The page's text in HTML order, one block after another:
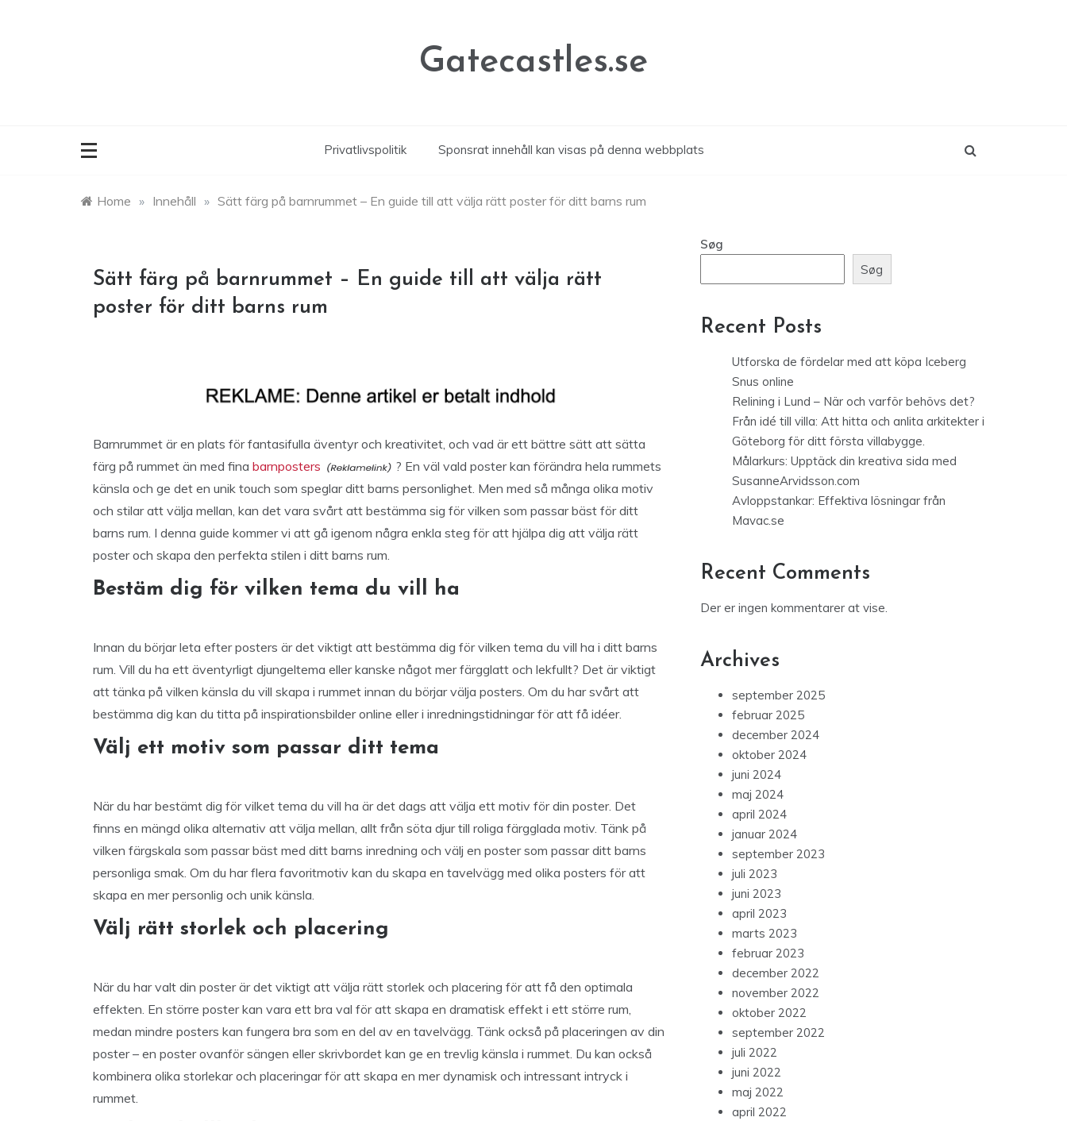
Gatecastles.se
Privatlivspolitik Sponsrat innehåll kan visas på denna webbplats
Home » Innehåll » Sätt färg på barnrummet – En guide till att välja rätt poster för ditt barns rum
Sätt färg på barnrummet – En guide till att välja rätt
poster för ditt barns rum
Barnrummet är en plats för fantasifulla äventyr och kreativitet, och vad är ett bättre sätt att sätta
färg på rummet än med fina barnposters
? En väl vald poster kan förändra hela rummets
känsla och ge det en unik touch som speglar ditt barns personlighet. Men med så många olika motiv
och stilar att välja mellan, kan det vara svårt att bestämma sig för vilken som passar bäst för ditt
barns rum. I denna guide kommer vi att gå igenom några enkla steg för att hjälpa dig att välja rätt
poster och skapa den perfekta stilen i ditt barns rum.
Bestäm dig för vilken tema du vill ha
Innan du börjar leta efter posters är det viktigt att bestämma dig för vilken tema du vill ha i ditt barns
rum. Vill du ha ett äventyrligt djungeltema eller kanske något mer färgglatt och lekfullt? Det är viktigt
att tänka på vilken känsla du vill skapa i rummet innan du börjar välja posters. Om du har svårt att
bestämma dig kan du titta på inspirationsbilder online eller i inredningstidningar för att få idéer.
Välj ett motiv som passar ditt tema
När du har bestämt dig för vilket tema du vill ha är det dags att välja ett motiv för din poster. Det
finns en mängd olika alternativ att välja mellan, allt från söta djur till roliga färgglada motiv. Tänk på
vilken färgskala som passar bäst med ditt barns inredning och välj en poster som passar ditt barns
personliga smak. Om du har flera favoritmotiv kan du skapa en tavelvägg med olika posters för att
skapa en mer personlig och unik känsla.
Välj rätt storlek och placering
När du har valt din poster är det viktigt att välja rätt storlek och placering för att få den optimala
effekten. En större poster kan vara ett bra val för att skapa en dramatisk effekt i ett större rum,
medan mindre posters kan fungera bra som en del av en tavelvägg. Tänk också på placeringen av din
poster – en poster ovanför sängen eller skrivbordet kan ge en trevlig känsla i rummet. Du kan också
kombinera olika storlekar och placeringar för att skapa en mer dynamisk och intressant intryck i
rummet.
Søg
Søg
Recent Posts
Utforska de fördelar med att köpa Iceberg
Snus online
Relining i Lund – När och varför behövs det?
Från idé till villa: Att hitta och anlita arkitekter i
Göteborg för ditt första villabygge.
Målarkurs: Upptäck din kreativa sida med
SusanneArvidsson.com
Avloppstankar: Effektiva lösningar från
Mavac.se
Recent Comments
Der er ingen kommentarer at vise.
Archives
september 2025
februar 2025
december 2024
oktober 2024
juni 2024
maj 2024
april 2024
januar 2024
september 2023
juli 2023
juni 2023
april 2023
marts 2023
februar 2023
december 2022
november 2022
oktober 2022
september 2022
juli 2022
juni 2022
maj 2022
april 2022